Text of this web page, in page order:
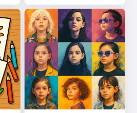
Я Сторико 👋
волшебные
для ваших детей